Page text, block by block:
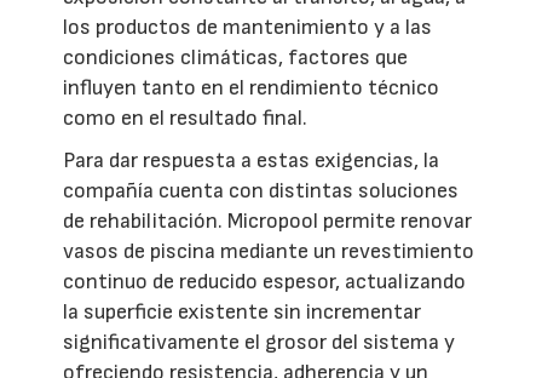
los productos de mantenimiento y a las
condiciones climáticas, factores que
influyen tanto en el rendimiento técnico
como en el resultado final.
Para dar respuesta a estas exigencias, la
compañía cuenta con distintas soluciones
de rehabilitación. Micropool permite renovar
vasos de piscina mediante un revestimiento
continuo de reducido espesor, actualizando
la superficie existente sin incrementar
significativamente el grosor del sistema y
ofreciendo resistencia, adherencia y un